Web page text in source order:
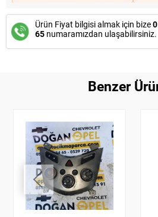
Ürün Fiyat bilgisi almak için bize
65 numaramızdan ulaşabilirsiniz.
Benzer